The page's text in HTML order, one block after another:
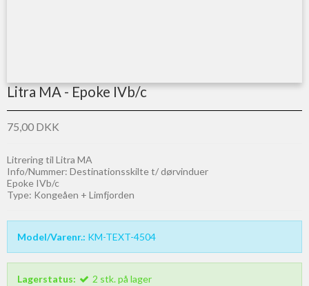
Litra MA - Epoke IVb/c
75,00 DKK
Litrering til Litra MA
Info/Nummer: Destinationsskilte t/ dørvinduer
Epoke IVb/c
Type: Kongeåen + Limfjorden
Model/Varenr.: KM-TEXT-4504
Lagerstatus: 2 stk.på lager